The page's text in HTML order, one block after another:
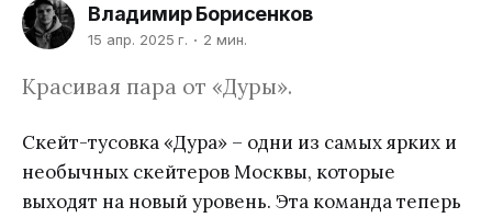
Владимир Борисенков
15 апр. 2025 г. 2 мин.
Красивая пара от «Дуры».
Скейт-тусовка «Дура» – одни из самых ярких и
необычных скейтеров Москвы, которые
выходят на новый уровень. Эта команда теперь